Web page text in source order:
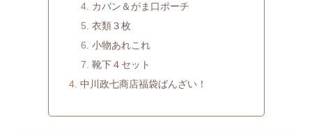
カバン＆がま口ポーチ
衣類３枚
小物あれこれ
靴下４セット
中川政七商店福袋ばんざい！